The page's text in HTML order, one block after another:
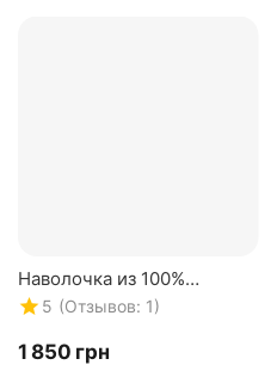
Наволочка из 100%
натурального шелка.
Шампань 22 mmi.
Двусторонняя
5 (Отзывов: 1)
‍1 850‍ грн